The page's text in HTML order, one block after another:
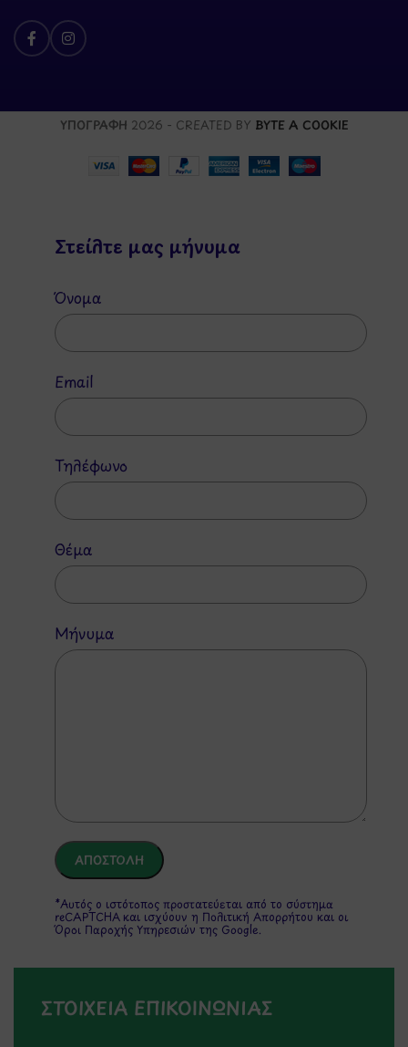
ΥΠΟΓΡΑΦΗ 2026 - CREATED BY BYTE A COOKIE
Στείλτε μας μήνυμα
Όνομα
Email
Τηλέφωνο
Θέμα
Μήνυμα
*Αυτός ο ιστότοπος προστατεύεται από το σύστημα
reCAPTCHA και ισχύουν η Πολιτική Απορρήτου και οι
Όροι Παροχής Υπηρεσιώντης Google.
ΣΤΟΙΧΕΙΑ ΕΠΙΚΟΙΝΩΝΙΑΣ